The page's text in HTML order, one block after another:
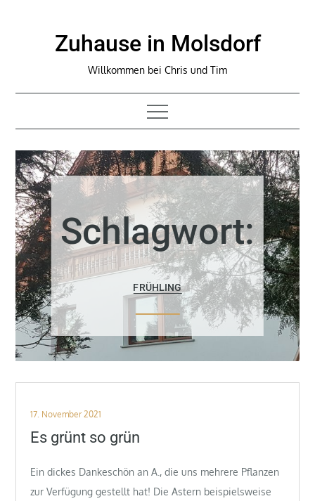
Zuhause in Molsdorf
Willkommen bei Chris und Tim
Schlagwort:
FRÜHLING
Posted
on
17. November 2021
Es grünt so grün
Ein dickes Dankeschön an A., die uns mehrere Pflanzen
zur Verfügung gestellt hat! Die Astern beispielsweise